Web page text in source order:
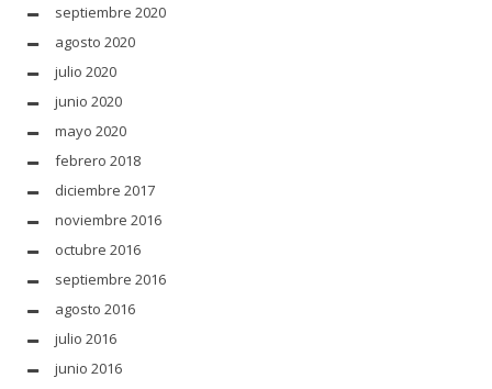
septiembre 2020
agosto 2020
julio 2020
junio 2020
mayo 2020
febrero 2018
diciembre 2017
noviembre 2016
octubre 2016
septiembre 2016
agosto 2016
julio 2016
junio 2016